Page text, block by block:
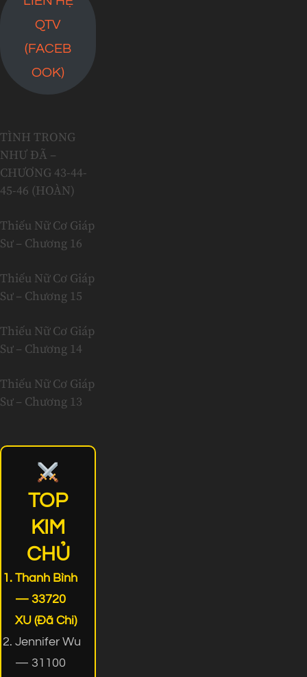
QTV
(FACEB
OOK)
TÌNH TRONG
NHƯ ĐÃ –
CHƯƠNG 43-44-
45-46 (HOÀN)
Thiếu Nữ Cơ Giáp
Sư – Chương 16
Thiếu Nữ Cơ Giáp
Sư – Chương 15
Thiếu Nữ Cơ Giáp
Sư – Chương 14
Thiếu Nữ Cơ Giáp
Sư – Chương 13
TOP
KIM
CHỦ
Thanh Bình
— 33720
XU (Đã Chi)
Jennifer Wu
— 31100